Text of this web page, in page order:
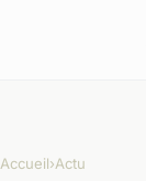
Accueil›Actu